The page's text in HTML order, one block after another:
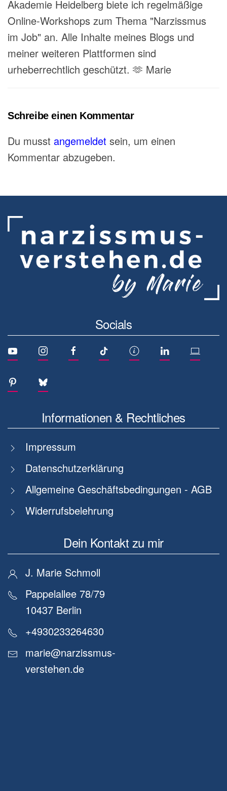
Akademie Heidelberg biete ich regelmäßige
Online-Workshops zum Thema "Narzissmus
im Job" an. Alle Inhalte meines Blogs und
meiner weiteren Plattformen sind
urheberrechtlich geschützt. 🫶 Marie
Schreibe einen Kommentar
Du musst angemeldet sein, um einen
Kommentar abzugeben.
Socials
Informationen & Rechtliches
Impressum
Datenschutzerklärung
Allgemeine Geschäftsbedingungen - AGB
Widerrufsbelehrung
Dein Kontakt zu mir
J. Marie Schmoll
Pappelallee 78/79
10437 Berlin
+4930233264630
marie@narzissmus-
verstehen.de